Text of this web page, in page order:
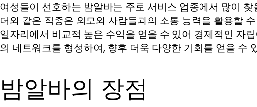
여성들이 선호하는 밤알바는 주로 서비스 업종에서 많이
더와 같은 직종은 외모와 사람들과의 소통 능력을 활용할
일자리에서 비교적 높은 수익을 얻을 수 있어 경제적인 자
의 네트워크를 형성하여, 향후 더욱 다양한 기회를 얻을 수
밤알바의 장점